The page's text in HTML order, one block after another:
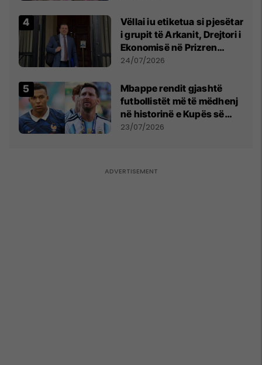
Vëllai iu etiketua si pjesëtar
i grupit të Arkanit, Drejtori i
Ekonomisë në Prizren
mohon pretendimet
24/07/2026
Mbappe rendit gjashtë
futbollistët më të mëdhenj
në historinë e Kupës së
Botës, Messi mbetet i dyti
23/07/2026